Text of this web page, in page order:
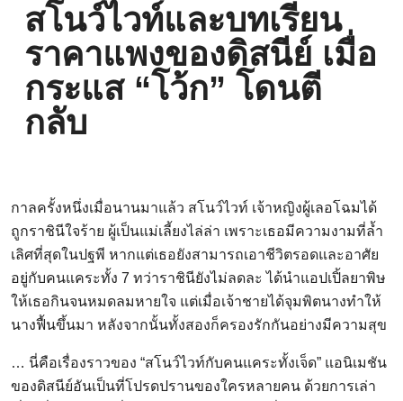
สโนว์ไวท์และบทเรียน
ราคาแพงของดิสนีย์ เมื่อ
กระแส “โว้ก” โดนตี
กลับ
กาลครั้งหนึ่งเมื่อนานมาแล้ว สโนว์ไวท์ เจ้าหญิงผู้เลอโฉมได้
ถูกราชินีใจร้าย ผู้เป็นแม่เลี้ยงไล่ล่า เพราะเธอมีความงามที่ล้ำ
เลิศที่สุดในปฐพี หากแต่เธอยังสามารถเอาชีวิตรอดและอาศัย
อยู่กับคนแคระทั้ง 7 ทว่าราชินียังไม่ลดละ ได้นำแอปเปิ้ลยาพิษ
ให้เธอกินจนหมดลมหายใจ แต่เมื่อเจ้าชายได้จุมพิตนางทำให้
นางฟื้นขึ้นมา หลังจากนั้นทั้งสองก็ครองรักกันอย่างมีความสุข
… นี่คือเรื่องราวของ “สโนว์ไวท์กับคนแคระทั้งเจ็ด” แอนิเมชัน
ของดิสนีย์อันเป็นที่โปรดปรานของใครหลายคน ด้วยการเล่า